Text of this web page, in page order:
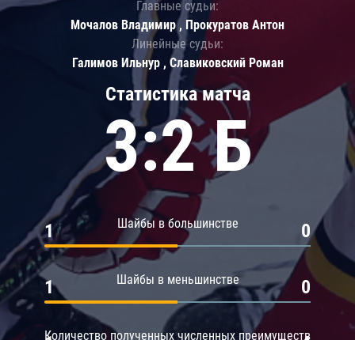
Статистика матча
3:2 Б
Шайбы в большинстве
1 0
Шайбы в меньшинстве
1 0
Количество полученных численных преимуществ
Главные судьи:
Мочалов Владимир , Прокуратов Антон
Линейные судьи:
Галимов Ильнур , Славиковский Роман